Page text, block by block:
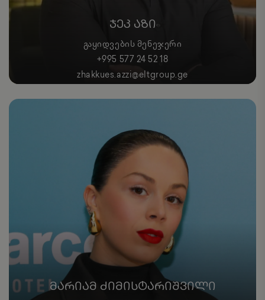
ᲯᲔᲙ ᲐᲖᲘ
ᲒᲐᲧᲘᲓᲕᲔᲑᲘᲡ ᲛᲔᲜᲔᲯᲔᲠᲘ
+995 577 24 52 18
zhakkues.azzi@eltgroup.ge
ᲛᲐᲠᲘᲐᲛ ᲫᲘᲛᲘᲡᲢᲐᲠᲘᲨᲕᲘᲚᲘ